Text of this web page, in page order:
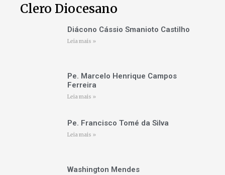
Clero Diocesano
Diácono Cássio Smanioto Castilho
Leia mais »
Pe. Marcelo Henrique Campos
Ferreira
Leia mais »
Pe. Francisco Tomé da Silva
Leia mais »
Washington Mendes